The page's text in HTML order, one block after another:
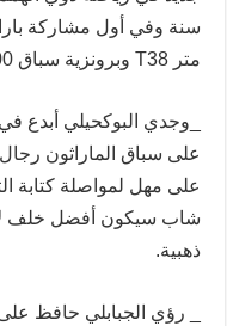
متر T38 وبرونزية سباق 400 متر T37.
_وجدي البوكحيلي أبدع
على مهل لمواصلة كتابة
شاب سيكون أفضل خلف
ذهبية.
_ رؤي الجبابلي حافظ